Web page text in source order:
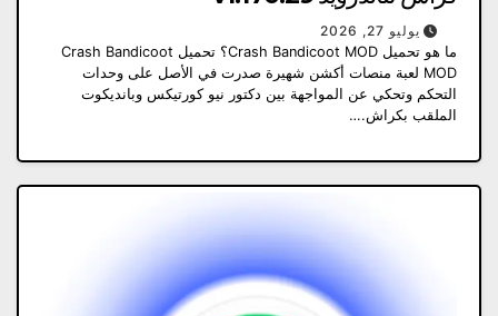
يوليو 27, 2026
ما هو تحميل Crash Bandicoot MOD؟ تحميل Crash Bandicoot
MOD لعبة منصات أكشن شهيرة صدرت في الأصل على وحدات
التحكم وتحكي عن المواجهة بين دكتور نيو كورتيكس وبانديكوت
الملقب بكراش.…